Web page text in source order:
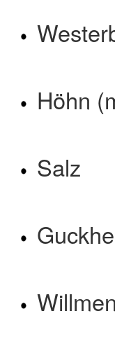
Höhn
Salz